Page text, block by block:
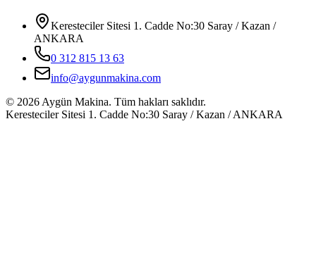
Keresteciler Sitesi 1. Cadde No:30 Saray / Kazan /
ANKARA
0 312 815 13 63
info@aygunmakina.com
© 2026Aygün Makina. Tüm hakları saklıdır.
Keresteciler Sitesi 1. Cadde No:30 Saray / Kazan / ANKARA